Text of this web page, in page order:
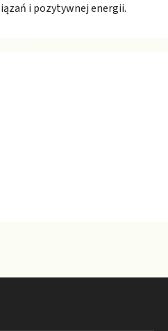
i pozytywnej energii.